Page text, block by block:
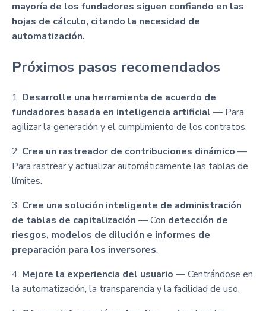
mayoría de los fundadores siguen confiando en las
hojas de cálculo, citando la necesidad de
automatización.
Próximos pasos recomendados
1. Desarrolle una herramienta de acuerdo de
fundadores basada en inteligencia artificial — Para
agilizar la generación y el cumplimiento de los contratos.
2. Crea un rastreador de contribuciones dinámico —
Para rastrear y actualizar automáticamente las tablas de
límites.
3. Cree una solución inteligente de administración
de tablas de capitalización — Con detección de
riesgos, modelos de dilución e informes de
preparación para los inversores.
4. Mejore la experiencia del usuario — Centrándose en
la automatización, la transparencia y la facilidad de uso.